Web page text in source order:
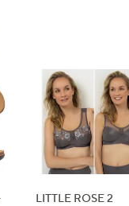
LITTLE ROSE 2